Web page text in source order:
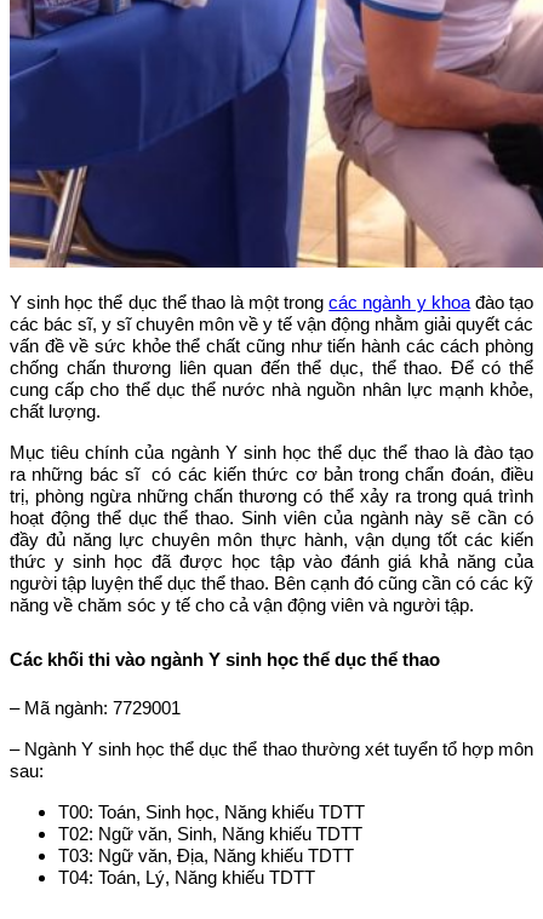
Y sinh học thể dục thể thao là một trongcác ngành y khoađào tạo
các bác sĩ, y sĩ chuyên môn về y tế vận động nhằm giải quyết các
vấn đề về sức khỏe thể chất cũng như tiến hành các cách phòng
chống chấn thương liên quan đến thể dục, thể thao. Để có thể
cung cấp cho thể dục thể nước nhà nguồn nhân lực mạnh khỏe,
chất lượng.
Mục tiêu chính của ngành Y sinh học thể dục thể thao là đào tạo
ra những bác sĩ có các kiến thức cơ bản trong chẩn đoán, điều
trị, phòng ngừa những chấn thương có thể xảy ra trong quá trình
hoạt động thể dục thể thao. Sinh viên của ngành này sẽ cần có
đầy đủ năng lực chuyên môn thực hành, vận dụng tốt các kiến
thức y sinh học đã được học tập vào đánh giá khả năng của
người tập luyện thể dục thể thao. Bên cạnh đó cũng cần có các kỹ
năng về chăm sóc y tế cho cả vận động viên và người tập.
Các khối thi vào ngành Y sinh học thể dục thể thao
– Mã ngành: 7729001
– Ngành Y sinh học thể dục thể thao thường xét tuyển tổ hợp môn
sau:
T00: Toán, Sinh học, Năng khiếu TDTT
T02: Ngữ văn, Sinh, Năng khiếu TDTT
T03: Ngữ văn, Địa, Năng khiếu TDTT
T04: Toán, Lý, Năng khiếu TDTT